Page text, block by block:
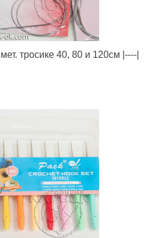
тросике 40, 80 и 120см |----|